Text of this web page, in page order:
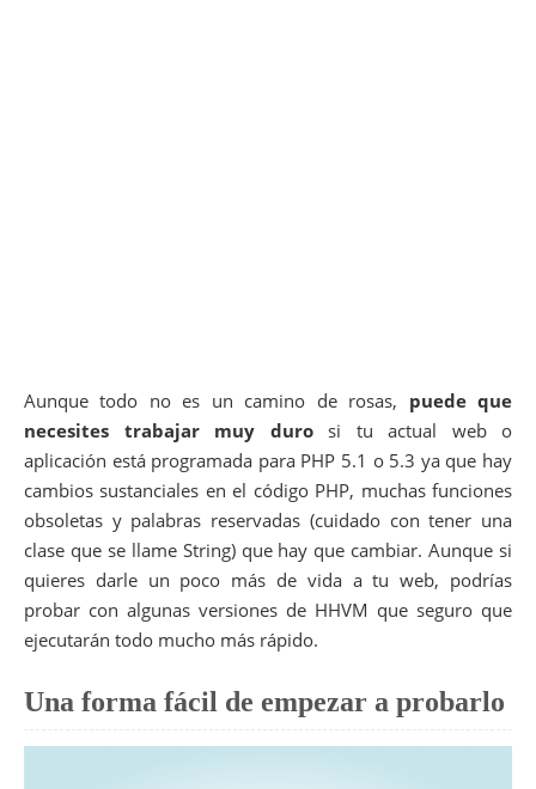
Aunque todo no es un camino de rosas, puede que
necesites trabajar muy durosi tu actual web o
aplicación está programada para PHP 5.1 o 5.3 ya que hay
cambios sustanciales en el código PHP, muchas funciones
obsoletas y palabras reservadas (cuidado con tener una
clase que se llame String) que hay que cambiar. Aunque si
quieres darle un poco más de vida a tu web, podrías
probar con algunas versiones de HHVM que seguro que
ejecutarán todo mucho más rápido.
Una forma fácil de empezar a probarlo